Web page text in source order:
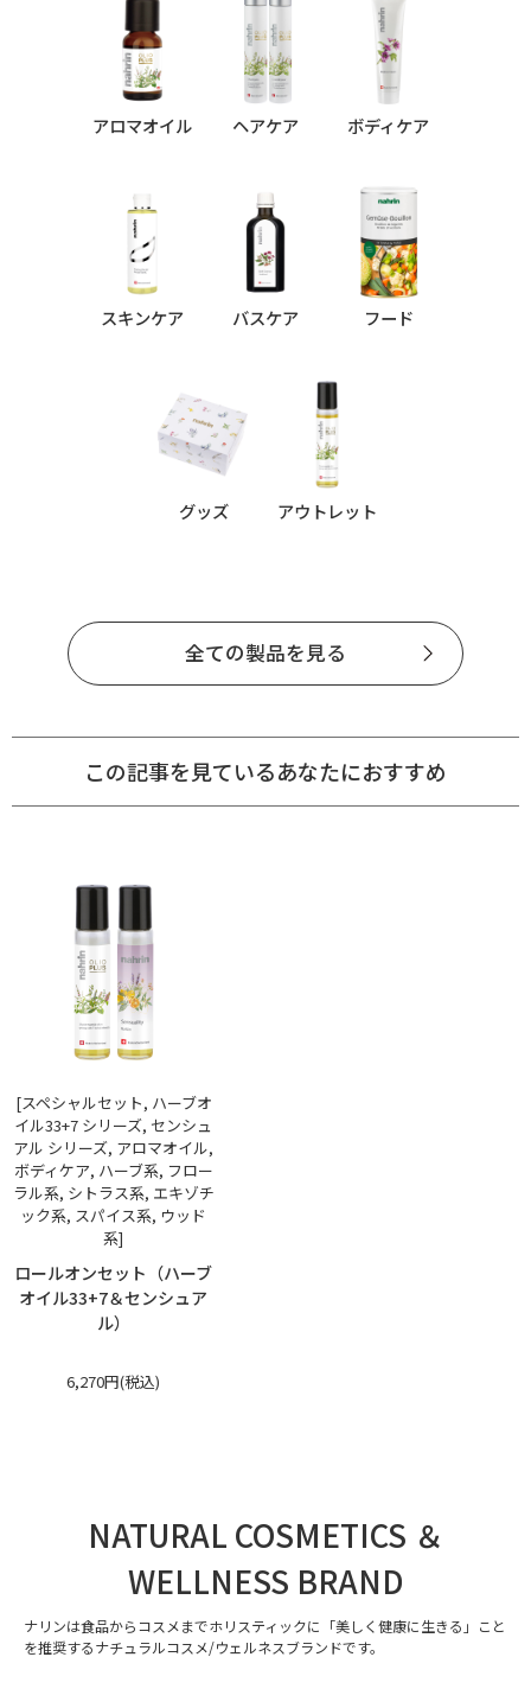
アロマオイル ヘアケア ボディケア
スキンケア バスケア フード
グッズ アウトレット
全ての製品を見る
この記事を見ているあなたにおすすめ
[スペシャルセット, ハーブオ
イル33+7 シリーズ, センシュ
アル シリーズ, アロマオイル,
ボディケア, ハーブ系, フロー
ラル系, シトラス系, エキゾチ
ック系, スパイス系, ウッド
系]
ロールオンセット（ハーブ
オイル33+7＆センシュア
ル）
6,270円(税込)
NATURAL COSMETICS ＆
WELLNESS BRAND
ナリンは食品からコスメまでホリスティックに「美しく健康に生きる」こと
を推奨するナチュラルコスメ/ウェルネスブランドです。